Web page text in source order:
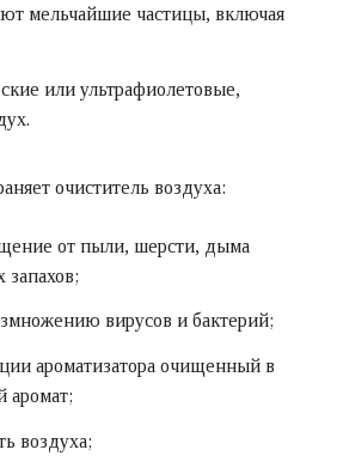
мельчайшие частицы, включая
или ультрафиолетовые,
очиститель воздуха:
от пыли, шерсти, дыма
запахов;
вирусов и бактерий;
ароматизатора очищенный в
аромат;
воздуха;